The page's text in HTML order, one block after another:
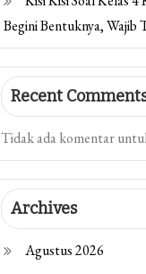
Begini Bentuknya, Wajib
Recent
Tidak ada komentar
Archives
Agustus 2026